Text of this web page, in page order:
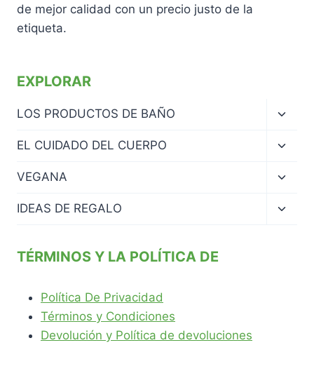
de mejor calidad con un precio justo de la
etiqueta.
EXPLORAR
LOS PRODUCTOS DE BAÑO
hijo
EL CUIDADO DEL CUERPO
hijo
VEGANA
hijo
IDEAS DE REGALO
TÉRMINOS Y LA POLÍTICA DE
Política De Privacidad
Términos y Condiciones
Devolución y Política de devoluciones